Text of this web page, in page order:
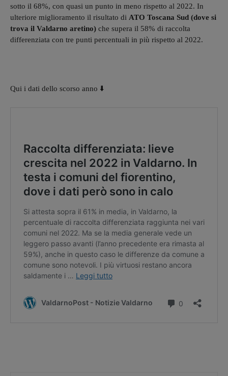
sotto il 68%, con quasi un punto in meno rispetto al 2022. In
ulteriore miglioramento il risultato di ATO Toscana Sud (dove si
trova il Valdarno aretino) che supera il 58% di raccolta
differenziata con tre punti percentuali in più rispetto al 2022.
Qui i dati dello scorso anno ⬇️